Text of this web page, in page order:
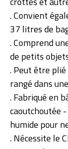
. Convient
37 litres de
. Comprend
de petits
. Peut être
rangé dans
. Fabriqué en
caoutchoutée
humide pour
. Nécessite le